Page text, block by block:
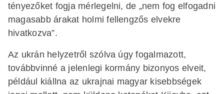
tényezőket fogja mérlegelni, de „nem fog elfogadni
magasabb árakat holmi fellengzős elvekre
hivatkozva”.
Az ukrán helyzetről szólva úgy fogalmazott,
továbbvinné a jelenlegi kormány bizonyos elveit,
például kiállna az ukrajnai magyar kisebbségek